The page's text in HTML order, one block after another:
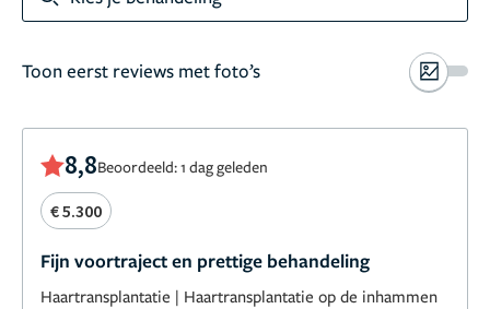
Toon eerst reviews met foto’s
8,8Beoordeeld: 1 dag geleden
€ 5.300
Fijn voortraject en prettige behandeling
Haartransplantatie | Haartransplantatie op de inhammen